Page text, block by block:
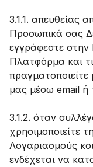
3.1.1. απευθείας
Προσωπικά σας
εγγράφεστε στην
Πλατφόρμα και
πραγματοποιείτε
μας μέσω email ή
3.1.2. όταν
χρησιμοποιείτε
Λογαριασμούς
ενδέχεται να